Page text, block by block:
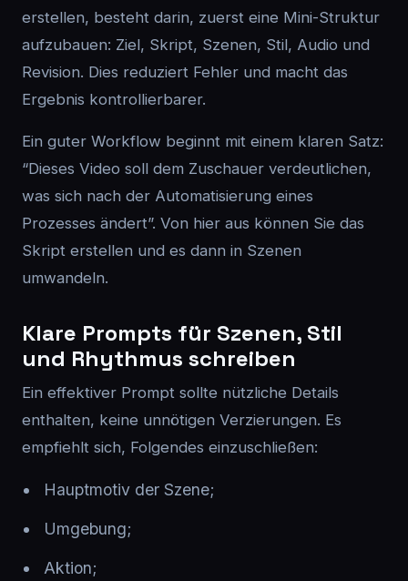
erstellen, besteht darin, zuerst eine Mini-Struktur
aufzubauen: Ziel, Skript, Szenen, Stil, Audio und
Revision. Dies reduziert Fehler und macht das
Ergebnis kontrollierbarer.
Ein guter Workflow beginnt mit einem klaren Satz:
“Dieses Video soll dem Zuschauer verdeutlichen,
was sich nach der Automatisierung eines
Prozesses ändert”. Von hier aus können Sie das
Skript erstellen und es dann in Szenen
umwandeln.
Klare Prompts für Szenen, Stil
und Rhythmus schreiben
Ein effektiver Prompt sollte nützliche Details
enthalten, keine unnötigen Verzierungen. Es
empfiehlt sich, Folgendes einzuschließen:
Hauptmotiv der Szene;
Umgebung;
Aktion;